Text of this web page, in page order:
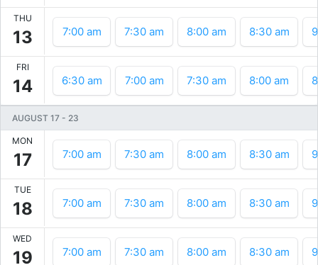
THU
13 7:00 am 7:30 am 8:00 am 8:30 am
FRI
14 6:30 am 7:00 am 7:30 am 8:00 am
AUGUST 17 - 23
MON
17 7:00 am 7:30 am 8:00 am 8:30 am
TUE
18 7:00 am 7:30 am 8:00 am 8:30 am
WED
19 7:00 am 7:30 am 8:00 am 8:30 am